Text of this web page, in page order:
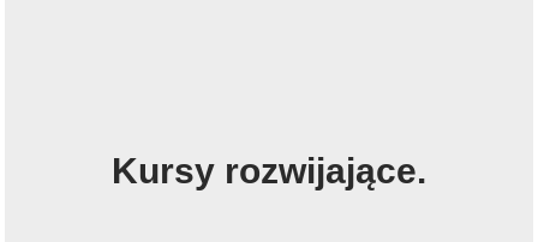
Kursy rozwijające.